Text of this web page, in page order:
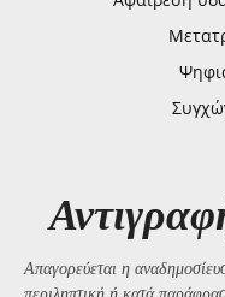
Απαγορεύεται η